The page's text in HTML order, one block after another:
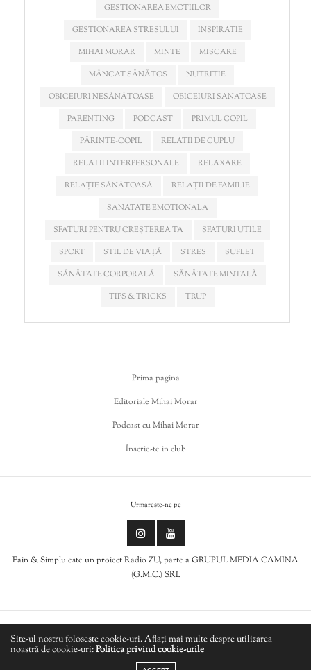
GESTIONAREA EMOTIILOR
GESTIONAREA STRESULUI
INSPIRATIE
MIHAI MORAR
MINTE
MISCARE
MÂNCAT SĂNĂTOS
NUTRITIE
OBICEIURI NESĂNĂTOASE
OBICEIURI SANATOASE
PARENTING
PODCAST
PRIMUL COPIL
PĂRINTE-COPIL
RELATII DE CUPLU
RELATII INTERPERSONALE
RELAXARE
RELAȚIE SĂNĂTOASĂ
RELAȚII DE FAMILIE
SANATATE EMOTIONALA
SFATURI PENTRU CREȘTEREA TA
SFATURI UTILE
SPORT
STIL DE VIAȚĂ STRES
SUFLET
SĂNĂTATE CORPORALĂ
SĂNĂTATE MINTALĂ
TIPS & TRICKS
TRUP
Prima pagina
Editoriale Mihai Morar
Podcast cu Mihai Morar
Înscrie-te in club
Urmareste-ne pe
Fain & Simplu este un proiect Radio ZU, parte a GRUPUL MEDIA CAMINA
(G.M.C.) SRL
Politica de cookies
Politică de confidențialitate
Site-ul nostru folosește cookie-uri. Aflați mai multe despre utilizarea
noastră de cookie-uri:Politica privind cookie-urile